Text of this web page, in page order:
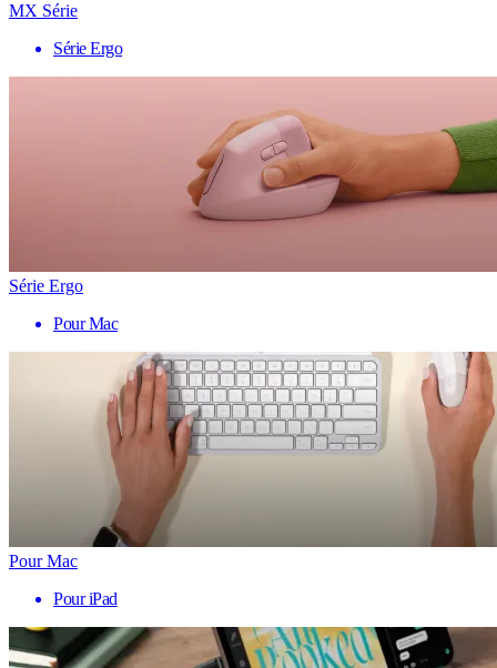
MX Série
Série Ergo
Série Ergo
Pour Mac
Pour Mac
Pour iPad